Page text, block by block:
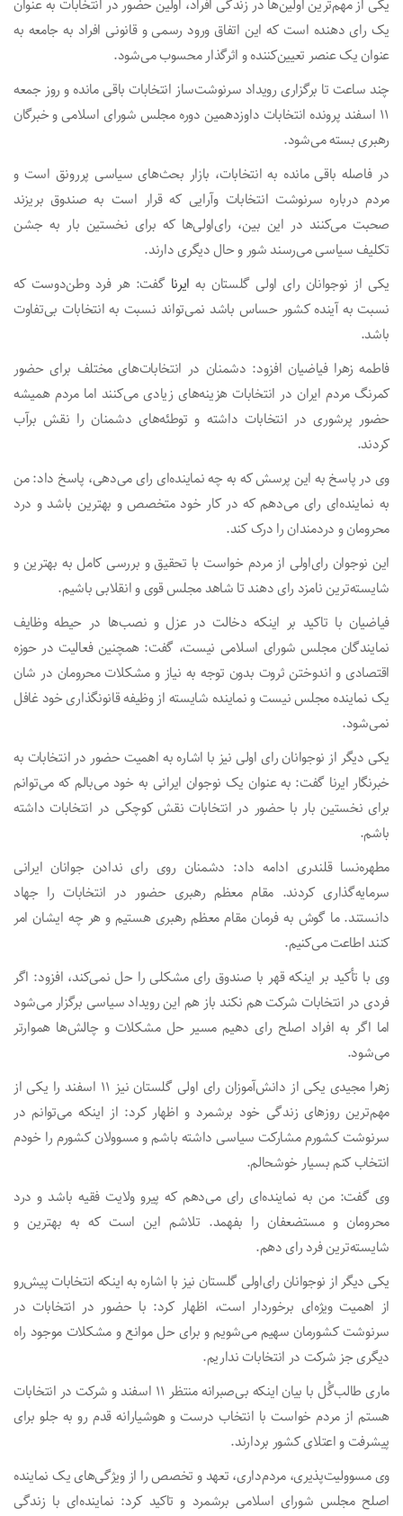
یکی از مهم‌ترین اولین‌ها در زندگی افراد، اولین حضور در انتخابات به عنوان
یک رای دهنده است که این اتفاق ورود رسمی و قانونی افراد به جامعه به
عنوان یک عنصر تعیین‌کننده و اثرگذار محسوب می‌شود.
چند ساعت تا برگزاری رویداد سرنوشت‌ساز انتخابات باقی مانده و روز جمعه
۱۱ اسفند پرونده انتخابات داوزدهمین دوره مجلس شورای اسلامی و خبرگان
رهبری بسته می‌شود.
در فاصله باقی مانده به انتخابات، بازار بحث‌های سیاسی پررونق است و
مردم درباره سرنوشت انتخابات وآرایی که قرار است به صندوق بریزند
صحبت می‌کنند در این بین، رای‌اولی‌ها که برای نخستین بار به جشن
تکلیف سیاسی می‌رسند شور و حال دیگری دارند.
یکی از نوجوانان رای اولی گلستان به ایرنا گفت: هر فرد وطن‌دوست که
نسبت به آینده کشور حساس باشد نمی‌تواند نسبت به انتخابات بی‌تفاوت
باشد.
فاطمه زهرا فیاضیان افزود: دشمنان در انتخابات‌های مختلف برای حضور
کمرنگ مردم ایران در انتخابات هزینه‌های زیادی می‌کنند اما مردم همیشه
حضور پرشوری در انتخابات داشته و توطئه‌های دشمنان را نقش برآب
کردند.
وی در پاسخ به این پرسش که به چه نماینده‌ای رای می‌دهی، پاسخ داد: من
به نماینده‌ای رای می‌دهم که در کار خود متخصص و بهترین باشد و درد
محرومان و دردمندان را درک کند.
این نوجوان رای‌اولی از مردم خواست با تحقیق و بررسی کامل به بهترین و
شایسته‌ترین نامزد رای دهند تا شاهد مجلس قوی و انقلابی باشیم.
فیاضیان با تاکید بر اینکه دخالت در عزل و نصب‌ها در حیطه وظایف
نمایندگان مجلس شورای اسلامی نیست، گفت: همچنین فعالیت در حوزه
اقتصادی و اندوختن ثروت بدون توجه به نیاز و مشکلات محرومان در شان
یک نماینده مجلس نیست و نماینده شایسته از وظیفه قانونگذاری خود غافل
نمی‌شود.
یکی دیگر از نوجوانان رای اولی نیز با اشاره به اهمیت حضور در انتخابات به
خبرنگار ایرنا گفت: به عنوان یک نوجوان ایرانی به خود می‌بالم که می‌توانم
برای نخستین بار با حضور در انتخابات نقش کوچکی در انتخابات داشته
باشم.
مطهره‌نسا قلندری ادامه داد: دشمنان روی رای ندادن جوانان ایرانی
سرمایه‌گذاری کردند. مقام معظم رهبری حضور در انتخابات را جهاد
دانستند. ما گوش به فرمان مقام معظم رهبری هستیم و هر چه‌ ایشان امر
کنند اطاعت می‌کنیم.
وی با تأکید بر اینکه قهر با صندوق رای مشکلی را حل نمی‌کند، افزود: اگر
فردی در انتخابات شرکت هم نکند باز هم این رویداد سیاسی برگزار می‌شود
اما اگر به افراد اصلح رای دهیم مسیر حل مشکلات و چالش‌ها هموارتر
می‌شود.
زهرا مجیدی یکی از دانش‌آموزان رای اولی گلستان نیز ۱۱ اسفند را یکی از
مهم‌ترین روزهای زندگی خود برشمرد و اظهار کرد: از اینکه می‌توانم در
سرنوشت کشورم مشارکت سیاسی داشته باشم و مسوولان کشورم را خودم
انتخاب کنم بسیار خوشحالم.
وی گفت: من به نماینده‌ای رای می‌دهم که پیرو ولایت فقیه باشد و درد
محرومان و مستضعفان را بفهمد. تلاشم این است که به بهترین و
شایسته‌ترین فرد رای دهم.
یکی دیگر از نوجوانان رای‌اولی گلستان نیز با اشاره به اینکه انتخابات پیش‌رو
از اهمیت ویژه‌ای برخوردار است، اظهار کرد: با حضور در انتخابات در
سرنوشت کشورمان سهیم می‌شویم و برای حل موانع و مشکلات موجود راه
دیگری جز شرکت در انتخابات نداریم.
ماری طالب‌گُل با بیان اینکه بی‌صبرانه منتظر ۱۱ اسفند و شرکت در انتخابات
هستم از مردم خواست با انتخاب درست و هوشیارانه قدم رو به جلو برای
پیشرفت و اعتلای کشور بردارند.
وی مسوولیت‌پذیری، مردم‌داری، تعهد و تخصص را از ویژگی‌های یک نماینده
اصلح مجلس شورای اسلامی برشمرد و تاکید کرد: نماینده‌ای با زندگی